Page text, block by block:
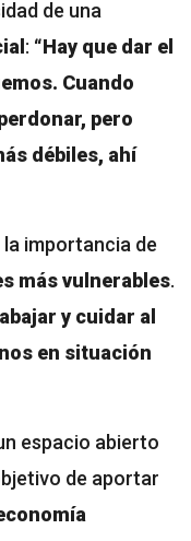
de una
: “Hay que dar el
Cuando
pero
débiles, ahí
importancia de
más vulnerables.
y cuidar al
en situación
espacio abierto
de aportar